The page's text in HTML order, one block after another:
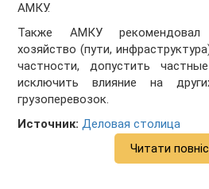
АМКУ.
Также АМКУ рекомендовал
хозяйство (пути,
частности, допустить
исключить влияние на
грузоперевозок.
Источник: Деловая столица
Читати